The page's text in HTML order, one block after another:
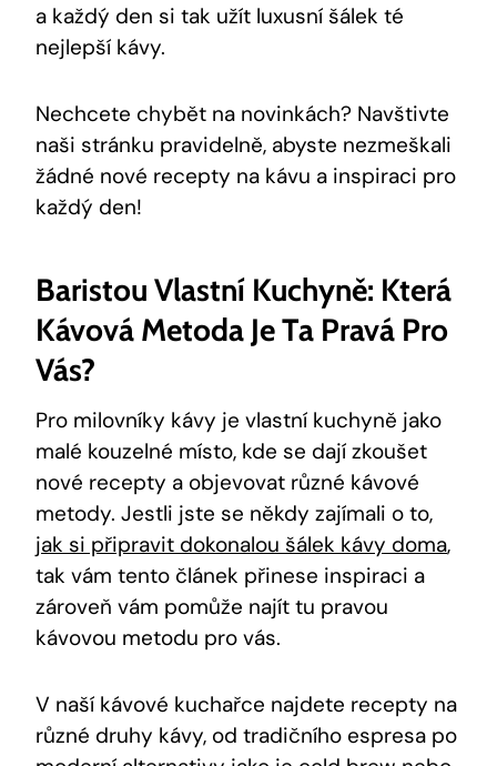
a každý den si tak užít luxusní šálek té
nejlepší kávy.
Nechcete chybět na novinkách? Navštivte
naši stránku pravidelně, abyste nezmeškali
žádné nové recepty na kávu a inspiraci pro
každý den!
Baristou Vlastní Kuchyně: Která
Kávová Metoda Je Ta Pravá Pro
Vás?
Pro milovníky kávy je vlastní kuchyně jako
malé kouzelné místo, kde se dají zkoušet
nové recepty a objevovat různé kávové
metody. Jestli jste se někdy zajímali o to,
jak si připravit dokonalou šálek kávy doma,
tak vám tento článek přinese inspiraci a
zároveň vám pomůže najít tu pravou
kávovou metodu pro vás.
V naší kávové kuchařce najdete recepty na
různé druhy kávy, od tradičního espresa po